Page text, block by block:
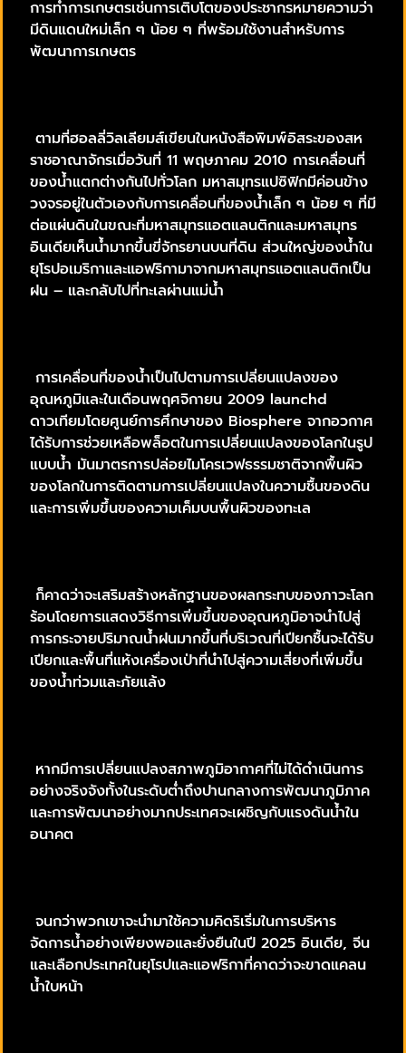
การทำการเกษตรเช่นการเติบโตของประชากรหมายความว่า
มีดินแดนใหม่เล็ก ๆ น้อย ๆ ที่พร้อมใช้งานสำหรับการ
พัฒนาการเกษตร
ตามที่ฮอลลี่วิลเลียมส์เขียนในหนังสือพิมพ์อิสระของสห
ราชอาณาจักรเมื่อวันที่ 11 พฤษภาคม 2010 การเคลื่อนที่
ของน้ำแตกต่างกันไปทั่วโลก มหาสมุทรแปซิฟิกมีค่อนข้าง
วงจรอยู่ในตัวเองกับการเคลื่อนที่ของน้ำเล็ก ๆ น้อย ๆ ที่มี
ต่อแผ่นดินในขณะที่มหาสมุทรแอตแลนติกและมหาสมุทร
อินเดียเห็นน้ำมากขึ้นขี่จักรยานบนที่ดิน ส่วนใหญ่ของน้ำใน
ยุโรปอเมริกาและแอฟริกามาจากมหาสมุทรแอตแลนติกเป็น
ฝน – และกลับไปที่ทะเลผ่านแม่น้ำ
การเคลื่อนที่ของน้ำเป็นไปตามการเปลี่ยนแปลงของ
อุณหภูมิและในเดือนพฤศจิกายน 2009 launchd
ดาวเทียมโดยศูนย์การศึกษาของ Biosphere จากอวกาศ
ได้รับการช่วยเหลือพล็อตในการเปลี่ยนแปลงของโลกในรูป
แบบน้ำ มันมาตรการปล่อยไมโครเวฟธรรมชาติจากพื้นผิว
ของโลกในการติดตามการเปลี่ยนแปลงในความชื้นของดิน
และการเพิ่มขึ้นของความเค็มบนพื้นผิวของทะเล
ก็คาดว่าจะเสริมสร้างหลักฐานของผลกระทบของภาวะโลก
ร้อนโดยการแสดงวิธีการเพิ่มขึ้นของอุณหภูมิอาจนำไปสู่
การกระจายปริมาณน้ำฝนมากขึ้นที่บริเวณที่เปียกชื้นจะได้รับ
เปียกและพื้นที่แห้งเครื่องเป่าที่นำไปสู่ความเสี่ยงที่เพิ่มขึ้น
ของน้ำท่วมและภัยแล้ง
หากมีการเปลี่ยนแปลงสภาพภูมิอากาศที่ไม่ได้ดำเนินการ
อย่างจริงจังทั้งในระดับต่ำถึงปานกลางการพัฒนาภูมิภาค
และการพัฒนาอย่างมากประเทศจะเผชิญกับแรงดันน้ำใน
อนาคต
จนกว่าพวกเขาจะนำมาใช้ความคิดริเริ่มในการบริหาร
จัดการน้ำอย่างเพียงพอและยั่งยืนในปี 2025 อินเดีย, จีน
และเลือกประเทศในยุโรปและแอฟริกาที่คาดว่าจะขาดแคลน
น้ำใบหน้า